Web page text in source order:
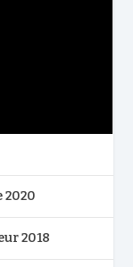
2020
2018